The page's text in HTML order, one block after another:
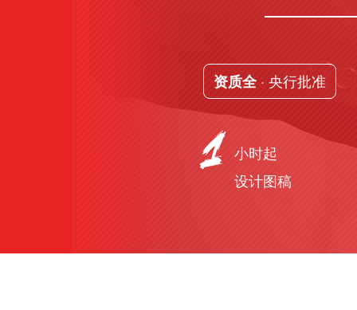
资质全· 央行批准
小时起
设计图稿